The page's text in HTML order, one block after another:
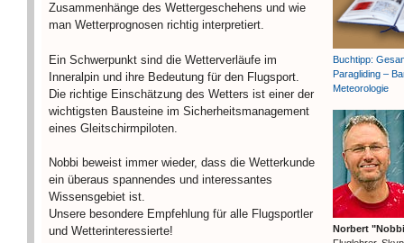
Zusammenhänge des Wettergeschehens und wie
man Wetterprognosen richtig interpretiert.
Ein Schwerpunkt sind die Wetterverläufe im
Inneralpin und ihre Bedeutung für den Flugsport.
Die richtige Einschätzung des Wetters ist einer der
wichtigsten Bausteine im Sicherheitsmanagement
eines Gleitschirmpiloten.
Nobbi beweist immer wieder, dass die Wetterkunde
ein überaus spannendes und interessantes
Wissensgebiet ist.
Unsere besondere Empfehlung für alle Flugsportler
und Wetterinteressierte!
Buchtipp:
Paragliding –
Meteorologie
Norbert